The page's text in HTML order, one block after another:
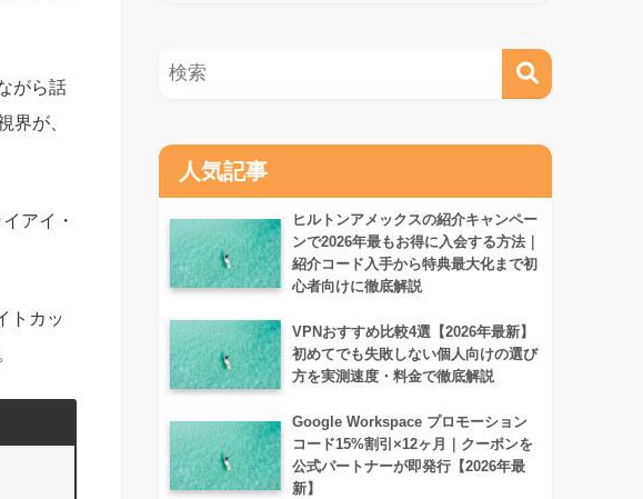
がら話
界が、
アイ・
トカッ
人気記事
ヒルトンアメックスの紹介キャンペー
ンで2026年最もお得に入会する方法｜
紹介コード入手から特典最大化まで初
心者向けに徹底解説
VPNおすすめ比較4選【2026年最新】
初めてでも失敗しない個人向けの選び
方を実測速度・料金で徹底解説
Google Workspace プロモーション
コード15%割引×12ヶ月｜クーポンを
公式パートナーが即発行【2026年最
新】